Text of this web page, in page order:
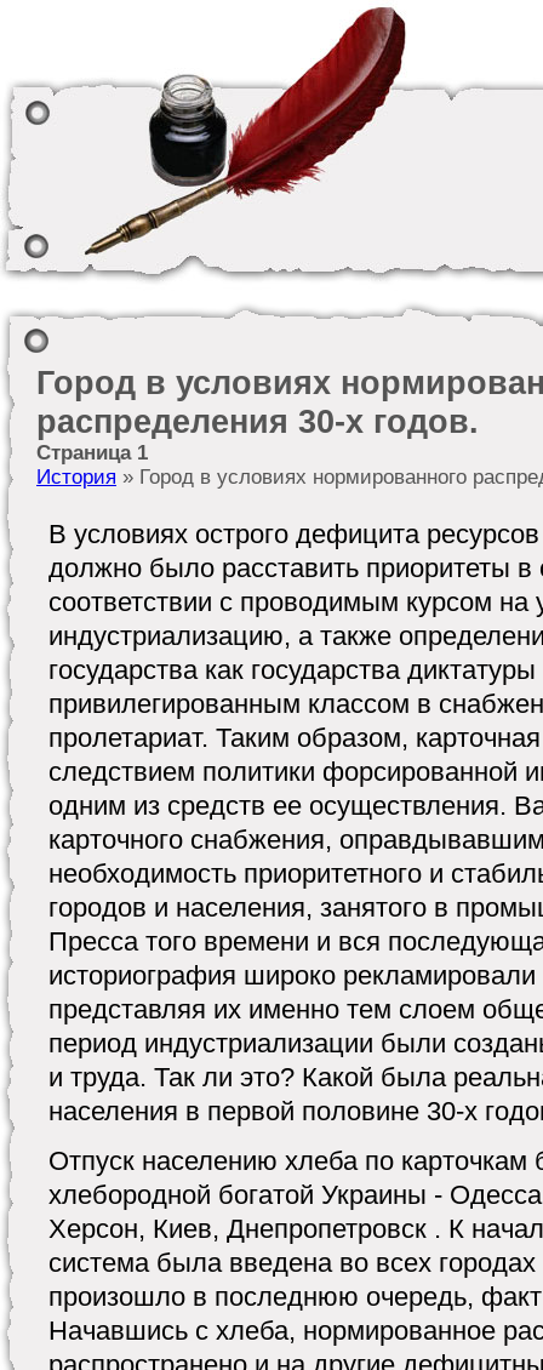
Город в условиях
распределения 30-х годов.
Страница 1
История » Город в условиях нормированного
В условиях острого дефицита
должно было расставить приоритеты
соответствии с проводимым курсом на
индустриализацию, а также
государства как государства
привилегированным классом в
пролетариат. Таким образом,
следствием политики форсированной
одним из средств ее осуществления.
карточного снабжения,
необходимость приоритетного и
городов и населения, занятого в
Пресса того времени и вся
историография широко рекламировали
представляя их именно тем слоем
период индустриализации были
и труда. Так ли это? Какой была
населения в первой половине 30-х
Отпуск населению хлеба по карточкам
хлебородной богатой Украины -
Херсон, Киев, Днепропетровск . К
система была введена во всех
произошло в последнюю очередь,
Начавшись с хлеба, нормированное